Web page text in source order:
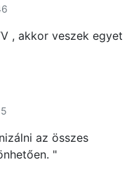
, akkor veszek egyet
az összes
"